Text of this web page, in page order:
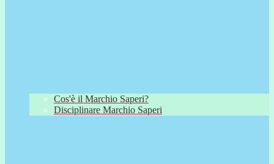
Cos'è il Marchio Saperi?
Disciplinare Marchio Saperi